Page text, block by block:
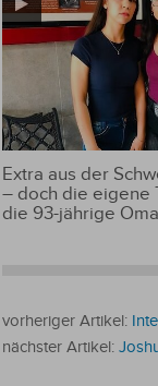
Extra aus der
– doch die eigene
die 93-jährige
vorheriger Artikel:
nächster Artikel: